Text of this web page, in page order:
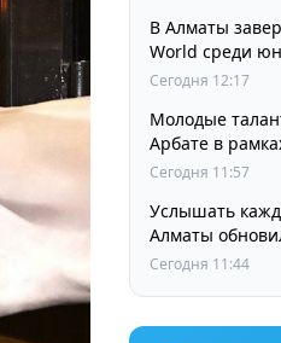
В Алматы
World среди
Сегодня 12:17
Молодые
Арбате в
Сегодня 11:57
Услышать
Алматы
жителей
Сегодня 11:44